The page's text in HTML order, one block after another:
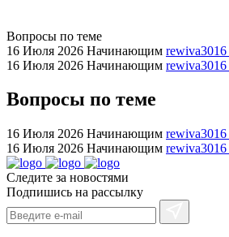
swiss
replica
watches
+maserati
online
for
cheap
sale.
https://ylfactoryrolex.com/
hilarity
Вопросы по теме
16 Июля 2026 Начинающим rewiva3016
16 Июля 2026 Начинающим rewiva3016
Вопросы по теме
16 Июля 2026 Начинающим rewiva3016
16 Июля 2026 Начинающим rewiva3016
Следите за новостями
Подпишись на рассылку